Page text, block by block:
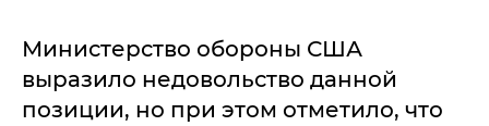
Министерство обороны США
выразило недовольство данной
позиции, но при этом отметило, что